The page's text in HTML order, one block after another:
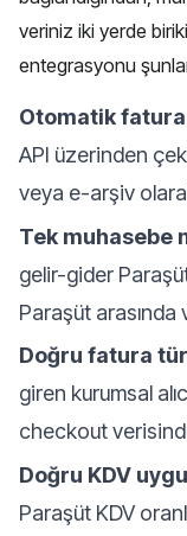
veriniz iki yerde
entegrasyonu
Otomatik
API üzerinden
veya e-arşiv
Tek muhasebe
gelir-gider
Paraşüt arasında
Doğru fatura
giren kurumsal
checkout
Doğru KDV
Paraşüt KDV